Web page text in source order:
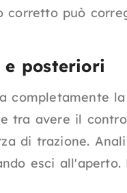
corretto può
posteriori
completamente
tra avere il
di trazione.
esci all'aperto.